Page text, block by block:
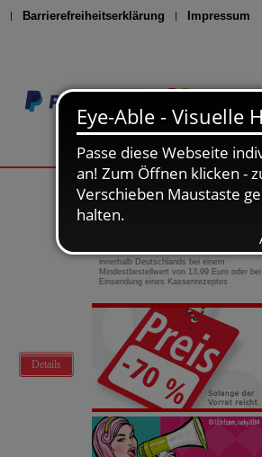
Barrierefreiheitserklärung Impressum
Seite drucken
Details
0800-10 11 422
gebührenfreie Rufnummer
innerhalb Deutschlands bei einem
Mindestbestellwert von 13,99 Euro oder bei
Einsendung eines Kassenrezeptes